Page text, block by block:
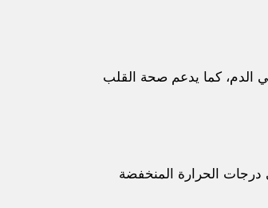
الدم، كما يدعم صحة القلب
الحرارة المنخفضة